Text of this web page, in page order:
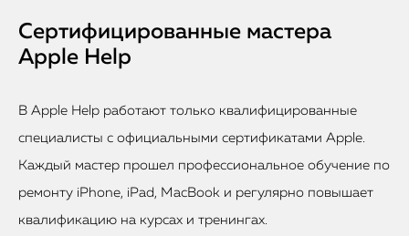
Сертифицированные мастера
Apple Help
В Apple Help работают только квалифицированные
специалисты с официальными сертификатами Apple.
Каждый мастер прошел профессиональное обучение по
ремонту iPhone, iPad, MacBook и регулярно повышает
квалификацию на курсах и тренингах.